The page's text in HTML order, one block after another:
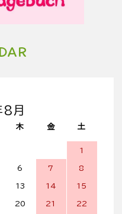
月
木 金 土
1
6 7 8
13 14 15
20 21 22